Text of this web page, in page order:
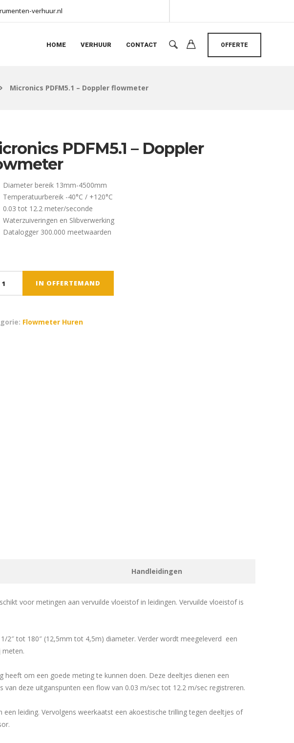
verhuur.nl
HOME VERHUUR CONTACT OFFERTE
Micronics PDFM5.1 – Doppler flowmeter
PDFM5.1 – Doppler
Diameter bereik 13mm-4500mm
Temperatuurbereik -40°C / +120°C
0.03 tot 12.2 meter/seconde
Waterzuiveringen en Slibverwerking
Datalogger 300.000 meetwaarden
IN OFFERTEMAND
Flowmeter Huren
Handleidingen
voor metingen aan vervuilde vloeistof in leidingen. Vervuilde vloeistof is
tot 180″ (12,5mm tot 4,5m) diameter. Verder wordt meegeleverd een
meten.
om een goede meting te kunnen doen. Deze deeltjes dienen een
deze uitganspunten een flow van 0.03 m/sec tot 12.2 m/sec registreren.
leiding. Vervolgens weerkaatst een akoestische trilling tegen deeltjes of